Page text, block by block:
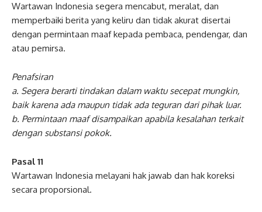
Wartawan Indonesia segera mencabut, meralat, dan
memperbaiki berita yang keliru dan tidak akurat disertai
dengan permintaan maaf kepada pembaca, pendengar, dan
atau pemirsa.
Penafsiran
a. Segera berarti tindakan dalam waktu secepat mungkin,
baik karena ada maupun tidak ada teguran dari pihak luar.
b. Permintaan maaf disampaikan apabila kesalahan terkait
dengan substansi pokok.
Pasal 11
Wartawan Indonesia melayani hak jawab dan hak koreksi
secara proporsional.